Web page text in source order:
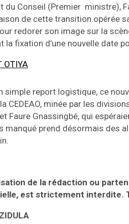
du Conseil (Premier ministre),
de cette transition opérée
redorer son image sur la
la fixation d’une nouvelle date
simple report logistique, ce
CEDEAO, minée par les
Faure Gnassingbé, qui
manqué prend désormais des
de la rédaction ou
est strictement interdite.